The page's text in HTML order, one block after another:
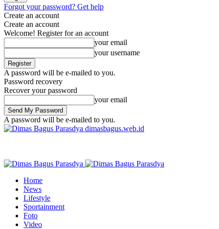
Forgot your password? Get help
Create an account
Create an account
Welcome! Register for an account
your email
your username
A password will be e-mailed to you.
Password recovery
Recover your password
your email
A password will be e-mailed to you.
dimasbagus.web.id
Home
News
Lifestyle
Sportainment
Foto
Video